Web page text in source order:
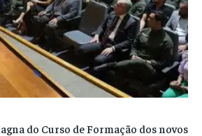
do Curso de Formação dos novos